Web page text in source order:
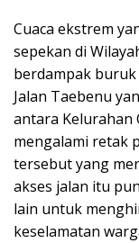
Cuaca ekstrem
sepekan di
berdampak
Jalan Taebenu
antara Kelurahan
mengalami retak
tersebut yang
akses jalan itu
lain untuk
keselamatan